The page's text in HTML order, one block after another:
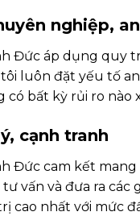
nghiệp,
Đức áp dụng quy
luôn đặt yếu tố
có bất kỳ rủi ro nào
cạnh tranh
Đức cam kết
vấn và đưa ra các
cao nhất với mức